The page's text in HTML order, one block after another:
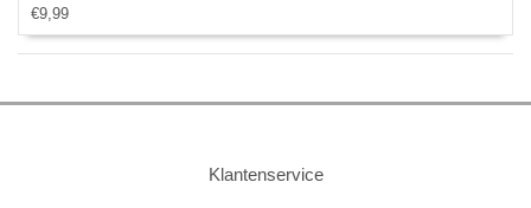
€9,99
Klantenservice